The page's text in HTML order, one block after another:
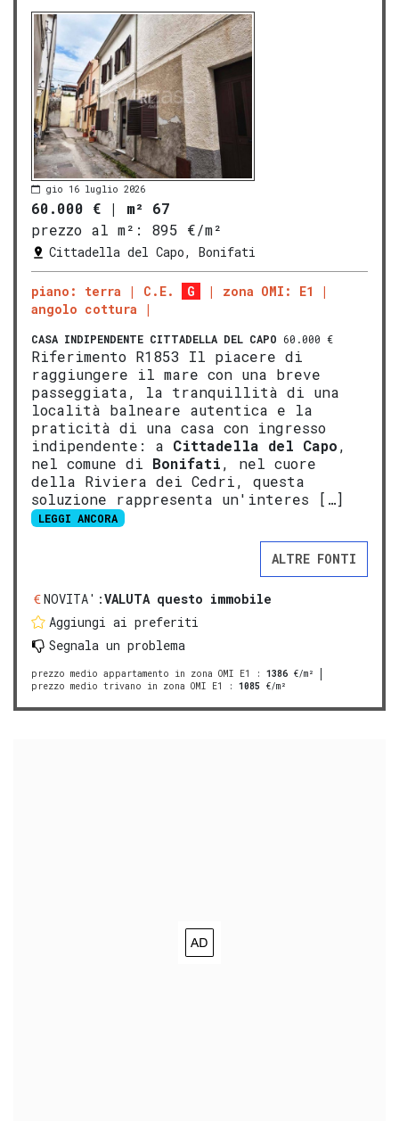
gio 16 luglio 2026
60.000 € | m² 67
prezzo al m²:
895 €/m²
Cittadella del Capo, Bonifati
piano: terra C.E. G
zona OMI: E1
angolo cottura
CASA INDIPENDENTE CITTADELLA DEL CAPO 60.000 €
Riferimento R1853 Il piacere di
raggiungere il mare con una breve
passeggiata, la tranquillità di una
località balneare autentica e la
praticità di una casa con ingresso
indipendente: a Cittadella del Capo,
nel comune di Bonifati, nel cuore
della Riviera dei Cedri, questa
soluzione rappresenta un'interes […]
LEGGI ANCORA
ALTRE FONTI
NOVITA':VALUTA questo immobile
Aggiungi ai preferiti
Segnala un problema
prezzo medio appartamento in zona OMI E1 : 1386 €/m²
prezzo medio trivano in zona OMI E1
: 1085 €/m²